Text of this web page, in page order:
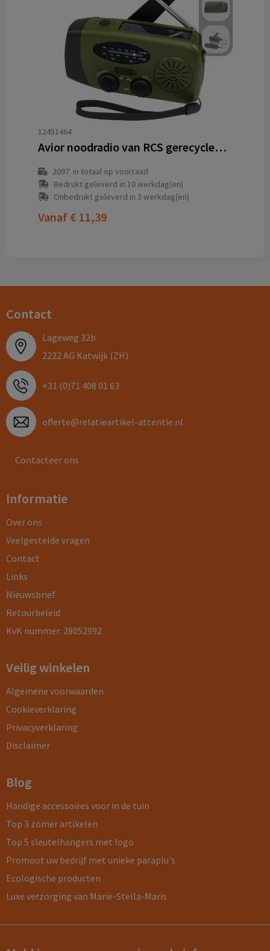
12451464
Avior noodradio van RCS gerecycled plastic
2097in totaal op voorraad
Bedrukt geleverd in 10 werkdag(en)
Onbedrukt geleverd in 3 werkdag(en)
Vanaf € 11,39
Contact
Lageweg 32b
2222 AG Katwijk (ZH)
+31 (0)71 408 01 63
offerte@relatieartikel-attentie.nl
Contacteer ons
Informatie
Over ons
Veelgestelde vragen
Contact
Links
Nieuwsbrief
Retourbeleid
KvK nummer: 28052992
Veilig winkelen
Algemene voorwaarden
Cookieverklaring
Privacyverklaring
Disclaimer
Blog
Handige accessoires voor in de tuin
Top 3 zomer artikelen
Top 5 sleutelhangers met logo
Promoot uw bedrijf met unieke paraplu's
Ecologische producten
Luxe verzorging van Marie-Stella-Maris